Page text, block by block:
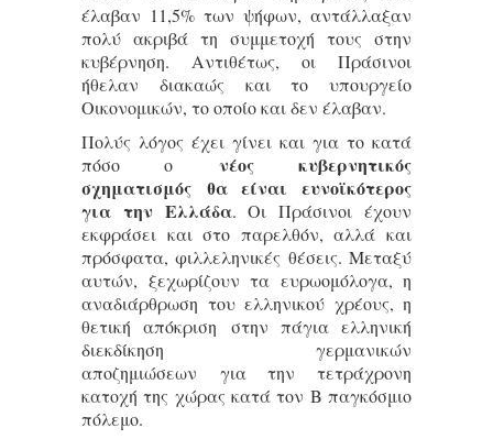
έλαβαν 11,5% των ψήφων, αντάλλαξαν
πολύ ακριβά τη συμμετοχή τους στην
κυβέρνηση. Αντιθέτως, οι Πράσινοι
ήθελαν διακαώς και το υπουργείο
Οικονομικών, το οποίο και δεν έλαβαν.
Πολύς λόγος έχει γίνει και για το κατά
πόσο ο νέος κυβερνητικός
σχηματισμός θα είναι ευνοϊκότερος
για την Ελλάδα. Οι Πράσινοι έχουν
εκφράσει και στο παρελθόν, αλλά και
πρόσφατα, φιλλεληνικές θέσεις. Μεταξύ
αυτών, ξεχωρίζουν τα ευρωομόλογα, η
αναδιάρθρωση του ελληνικού χρέους, η
θετική απόκριση στην πάγια ελληνική
διεκδίκηση γερμανικών
αποζημιώσεων για την τετράχρονη
κατοχή της χώρας κατά τον Β παγκόσμιο
πόλεμο.